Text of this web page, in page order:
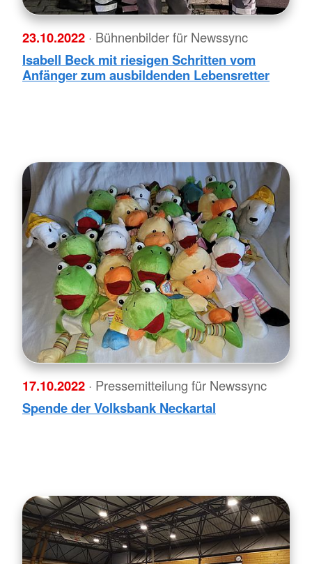
23.10.2022 · Bühnenbilder für Newssync
Isabell Beck mit riesigen Schritten vom
Anfänger zum ausbildenden Lebensretter
17.10.2022 · Pressemitteilung für Newssync
Spende der Volksbank Neckartal